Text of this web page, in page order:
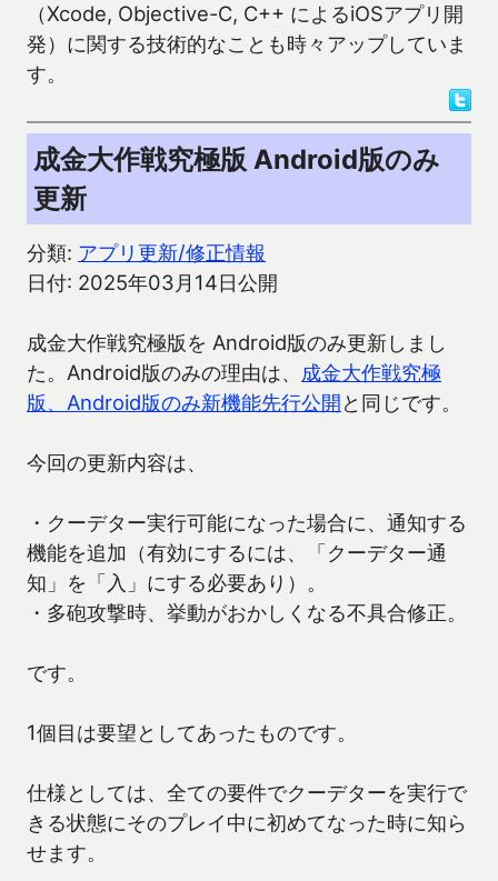
（Xcode, Objective-C, C++ によるiOSアプリ開
発）に関する技術的なことも時々アップしていま
す。
成金大作戦究極版 Android版のみ
更新
分類: アプリ更新/修正情報
日付: 2025年03月14日公開
成金大作戦究極版を Android版のみ更新しまし
た。Android版のみの理由は、 成金大作戦究極
版、Android版のみ新機能先行公開と同じです。
今回の更新内容は、
・クーデター実行可能になった場合に、通知する
機能を追加（有効にするには、「クーデター通
知」を「入」にする必要あり）。
・多砲攻撃時、挙動がおかしくなる不具合修正。
です。
1個目は要望としてあったものです。
仕様としては、全ての要件でクーデターを実行で
きる状態にそのプレイ中に初めてなった時に知ら
せます。